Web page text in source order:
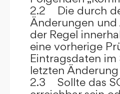
2.2 Die durch
Änderungen
der Regel
eine vorherige
Eintragsdaten
letzten
2.3 Sollte das